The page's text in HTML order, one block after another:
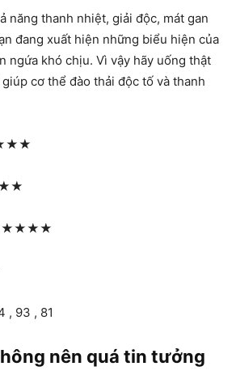
năng thanh nhiệt, giải độc, mát gan
đang xuất hiện những biểu hiện của
ngứa khó chịu. Vì vậy hãy uống thật
cơ thể đào thải độc tố và thanh
, 93 , 81
nên quá tin tưởng